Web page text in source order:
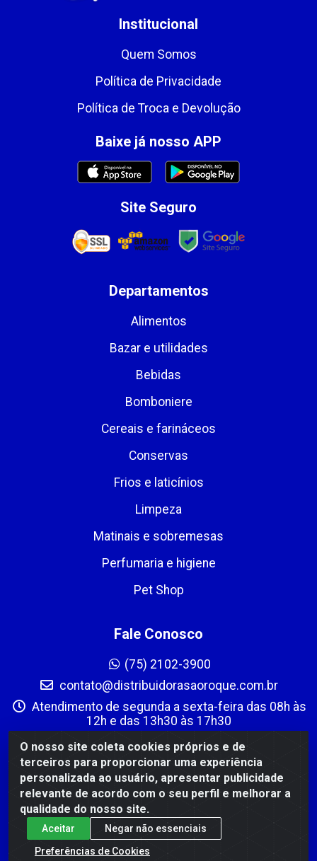
O nosso site coleta cookies próprios e de
terceiros para proporcionar uma experiência
personalizada ao usuário, apresentar publicidade
relevante de acordo com o seu perfil e melhorar a
qualidade do nosso site.
Aceitar
Negar não essenciais
Preferências de Cookies
Institucional
Quem Somos
Política de Privacidade
Política de Troca e Devolução
Baixe já nosso APP
Site Seguro
Departamentos
Alimentos
Bazar e utilidades
Bebidas
Bomboniere
Cereais e farináceos
Conservas
Frios e laticínios
Limpeza
Matinais e sobremesas
Perfumaria e higiene
Pet Shop
Fale Conosco
(75) 2102-3900
contato@distribuidorasaoroque.com.br
Atendimento de segunda a sexta-feira das 08h às
12h e das 13h30 às 17h30
Instagram
Formas de Pagamento
DIST DE PROD ALIM SÃO ROQUE LTDA - AVENIDA PROBAHIA,